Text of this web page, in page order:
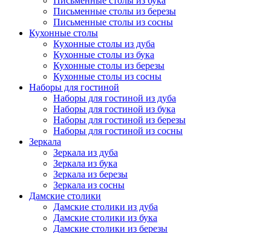
Письменные столы из березы
Письменные столы из сосны
Кухонные столы
Кухонные столы из дуба
Кухонные столы из бука
Кухонные столы из березы
Кухонные столы из сосны
Наборы для гостиной
Наборы для гостиной из дуба
Наборы для гостиной из бука
Наборы для гостиной из березы
Наборы для гостиной из сосны
Зеркала
Зеркала из дуба
Зеркала из бука
Зеркала из березы
Зеркала из сосны
Дамские столики
Дамские столики из дуба
Дамские столики из бука
Дамские столики из березы